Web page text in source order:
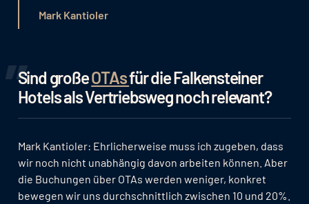
Mark Kantioler
Sind großeOTAsfür die Falkensteiner
Hotels als Vertriebsweg noch relevant?
Mark Kantioler: Ehrlicherweise muss ich zugeben, dass
wir noch nicht unabhängig davon arbeiten können. Aber
die Buchungen über OTAs werden weniger, konkret
bewegen wir uns durchschnittlich zwischen 10 und 20%.